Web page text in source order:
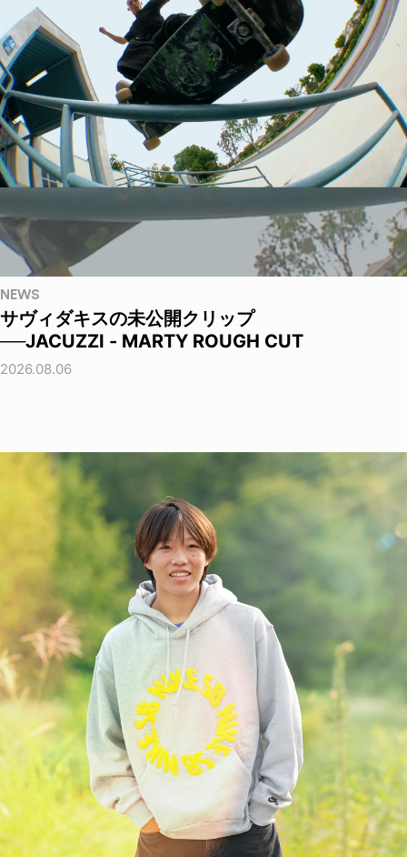
NEWS
サヴィダキスの未公開クリップ
──JACUZZI - MARTY ROUGH CUT
2026.08.06